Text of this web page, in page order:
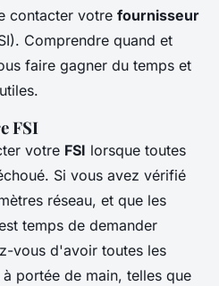
contacter votre fournisseur
Comprendre quand et
faire gagner du temps et
FSI
votre FSI lorsque toutes
Si vous avez vérifié
réseau, et que les
temps de demander
vous d'avoir toutes les
portée de main, telles que